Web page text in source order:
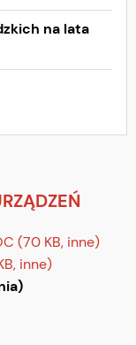
na lata
(70 KB, inne)
inne)